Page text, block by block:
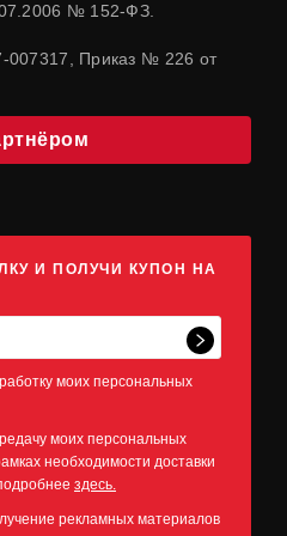
№ 152-ФЗ.
007317, Приказ № 226 от
И ПОЛУЧИ КУПОН НА
моих персональных
моих персональных
необходимости доставки
здесь.
рекламных материалов